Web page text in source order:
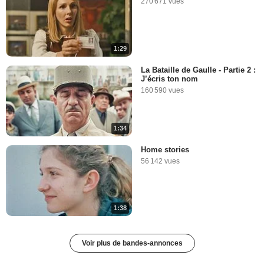
1:29
1:34
La Bataille de Gaulle - Partie 2 :
J’écris ton nom
160 590 vues
1:38
Home stories
56 142 vues
Voir plus de bandes-annonces